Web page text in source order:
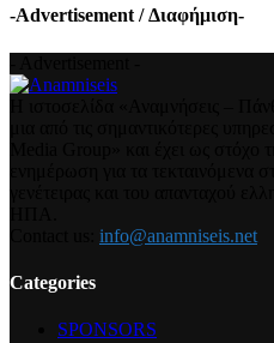
-Advertisement / Διαφήμιση-
info@anamniseis.net
Categories
SPONSORS